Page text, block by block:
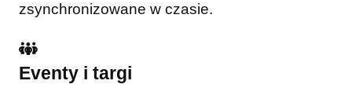
zsynchronizowane w czasie.
Eventy i targi